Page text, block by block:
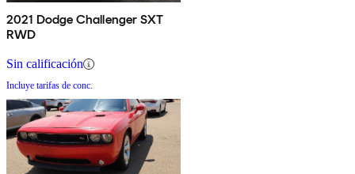
2021 Dodge Challenger SXT
RWD
Sin calificación
Incluye tarifas de conc.